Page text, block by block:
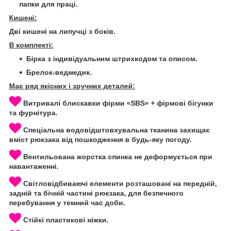
папки для праці.
Кишені:
Дві кишені на липучці з боків.
В комплекті:
Бірка з індивідуальним штрихкодом та описом.
Брелок-ведмедик.
Має ряд якісних і зручних деталей:
Витривалі блискавки фірми «SBS» + фірмові бігунки
та фурнітура.
Спеціальна водовідштовхувальна тканина захищає
вміст рюкзака від пошкодження в будь-яку погоду.
Вентильована жорстка спинка не деформується при
навантаженні.
Світловідбиваючі елементи розташовані на передній,
задній та бічній частині рюкзака, для безпечного
перебування у темний час доби.
Стійкі пластикові ніжки.